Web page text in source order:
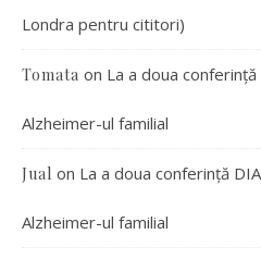
Londra pentru cititori)
Tomata on La a doua
Alzheimer-ul familial
Jual on La a doua conferință
Alzheimer-ul familial